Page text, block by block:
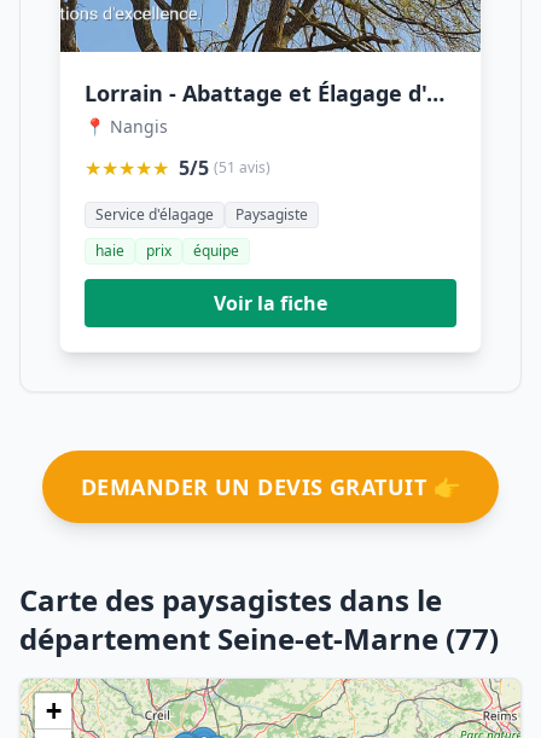
Lorrain - Abattage et Élagage d'arbres en Seine-et-Marne
📍 Nangis
★★★★★ 5/5 (51 avis)
Service d'élagage
Paysagiste
haie
prix équipe
Voir la fiche
DEMANDER UN DEVIS GRATUIT 👉
Carte des paysagistes dans le
département Seine-et-Marne (77)
+